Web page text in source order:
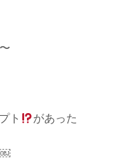
ト があった
￼